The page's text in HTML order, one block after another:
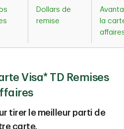
Dollars de
remise
la
Visa* TD Remises
tirer le meilleur parti de
carte.